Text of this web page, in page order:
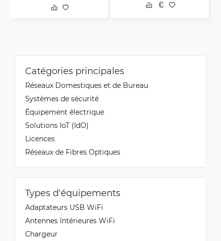
Catégories principales
Réseaux Domestiques et de Bureau
Systèmes de sécurité
Équipement électrique
Solutions IoT (IdO)
Licences
Réseaux de Fibres Optiques
Types d'équipements
Adaptateurs USB WiFi
Antennes Intérieures WiFi
Chargeur